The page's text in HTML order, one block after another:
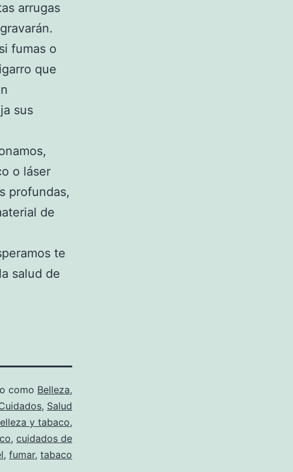
arrugas
fumas o
que
sus
o láser
profundas,
de
te
salud de
como Belleza,
, Salud
y tabaco,
, cuidados de
, fumar, tabaco